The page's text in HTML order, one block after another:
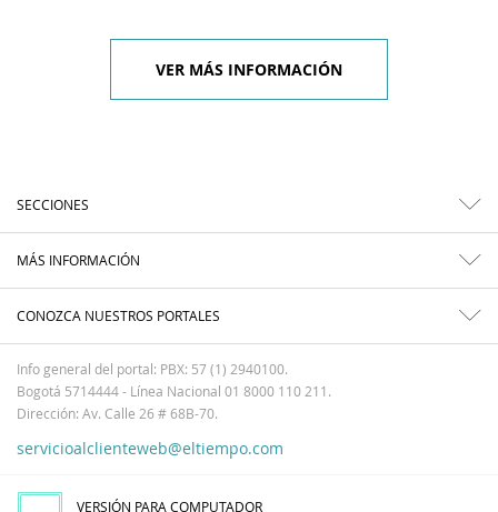
VER MÁS INFORMACIÓN
SECCIONES
MÁS INFORMACIÓN
CONOZCA NUESTROS PORTALES
Info general del portal: PBX: 57 (1) 2940100.
Bogotá 5714444 - Línea Nacional 01 8000 110 211.
Dirección: Av. Calle 26 # 68B-70.
servicioalclienteweb@eltiempo.com
VERSIÓN PARA COMPUTADOR